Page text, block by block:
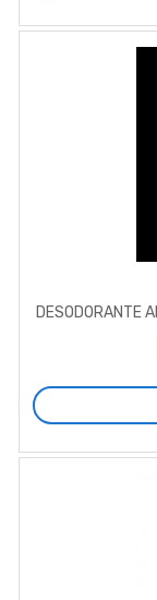
DESODORANTE